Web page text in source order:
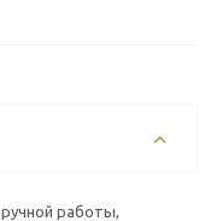
ручной работы,